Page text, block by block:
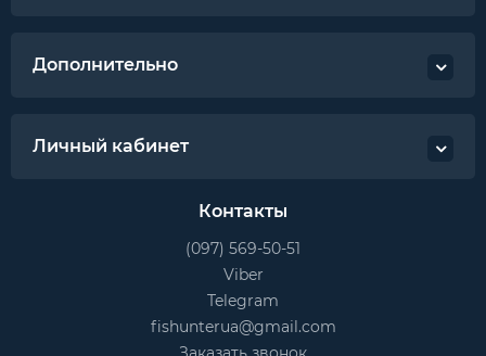
Дополнительно
Личный кабинет
Контакты
(097) 569-50-51
Viber
Telegram
fishunterua@gmail.com